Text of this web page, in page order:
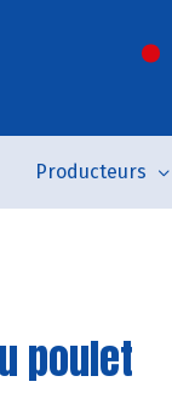
Producteurs
poulet